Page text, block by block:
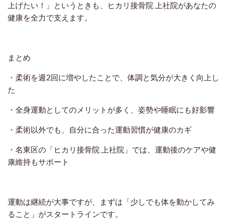
上げたい！」というときも、ヒカリ接骨院 上社院があなたの
健康を全力で支えます。
まとめ
・柔術を週2回に増やしたことで、体調と気分が大きく向上し
た
・全身運動としてのメリットが多く、姿勢や睡眠にも好影響
・柔術以外でも、自分に合った運動習慣が健康のカギ
・名東区の「ヒカリ接骨院 上社院」では、運動後のケアや健
康維持もサポート
運動は継続が大事ですが、まずは「少しでも体を動かしてみ
ること」がスタートラインです。